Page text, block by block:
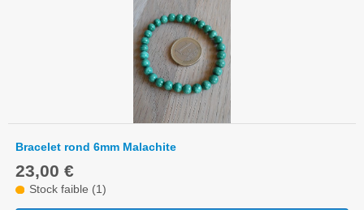
Bracelet rond 6mm Malachite
23,00 €
Stock faible (1)